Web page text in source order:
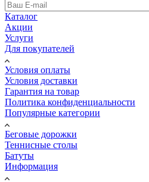
Каталог
Акции
Услуги
Для покупателей
Условия оплаты
Условия доставки
Гарантия на товар
Политика конфиденциальности
Популярные категории
Беговые дорожки
Теннисные столы
Батуты
Информация